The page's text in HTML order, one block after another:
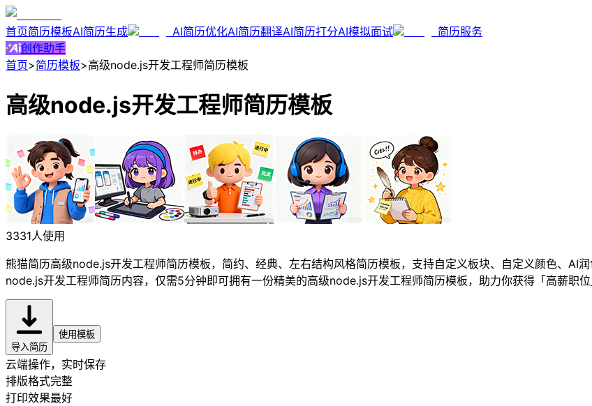
首页简历模板AI简历生成 AI简历优化AI简历翻译AI简历打分AI模拟面试
简历服务
创作助手
首页>简历模板>高级node.js开发工程师简历模板
高级node.js开发工程师简历模板
3331人使用
熊猫简历高级node.js开发工程师简历模板，简约、经典、左右结构风格简历模板，支持自定义板块、自定义颜色、AI
node.js开发工程师简历内容，仅需5分钟即可拥有一份精美的高级node.js开发工程师简历模板，助力你获得「高薪职位
导入简历
使用模板
云端操作，实时保存
排版格式完整
打印效果最好